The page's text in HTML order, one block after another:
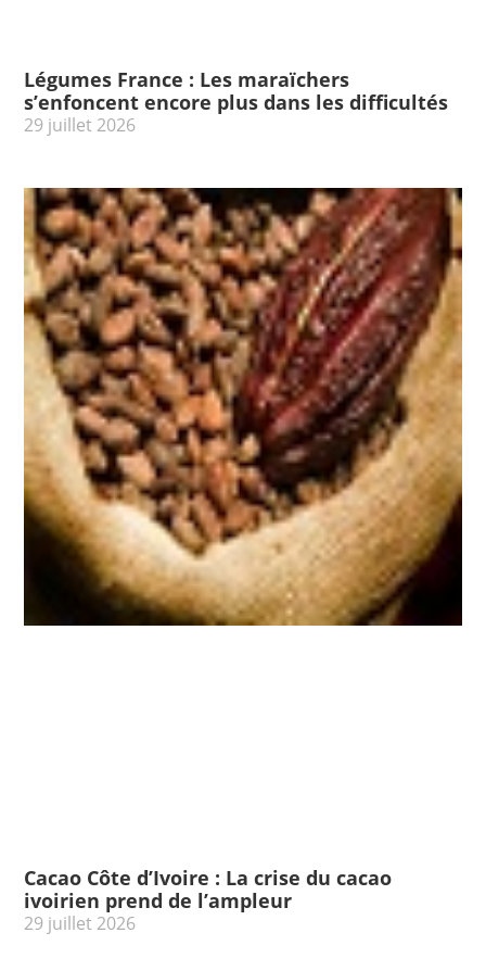
Légumes France : Les maraïchers
s’enfoncent encore plus dans les difficultés
29 juillet 2026
Cacao Côte d’Ivoire : La crise du cacao
ivoirien prend de l’ampleur
29 juillet 2026